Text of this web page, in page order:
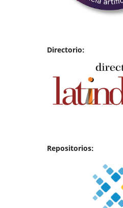
Directorio:
Repositorios: